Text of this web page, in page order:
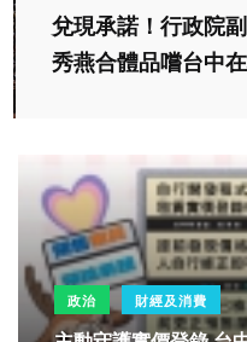
兌現承諾！行政院
秀燕合體品嚐台中
政治 財經及消費